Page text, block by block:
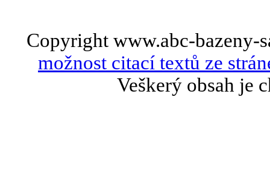
Copyright www.abc-bazeny-
možnost citací textů ze
Veškerý obsah je